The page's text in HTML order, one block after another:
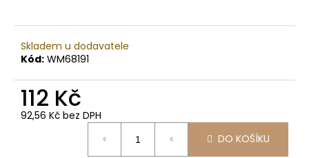
Skladem u dodavatele
Kód: WM68191
112 Kč
92,56 Kč bez DPH
DO KOŠÍKU
D
o
p
o